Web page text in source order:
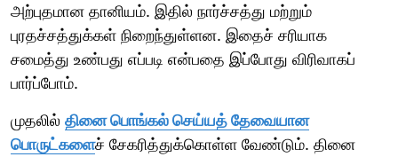
அற்புதமான தானியம். இதில் நார்ச்சத்து மற்றும்
புரதச்சத்துக்கள் நிறைந்துள்ளன. இதைச் சரியாக
சமைத்து உண்பது எப்படி என்பதை இப்போது விரிவாகப்
பார்ப்போம்.
முதலில் தினை பொங்கல் செய்யத் தேவையான
பொருட்களைச் சேகரித்துக்கொள்ள வேண்டும். தினை